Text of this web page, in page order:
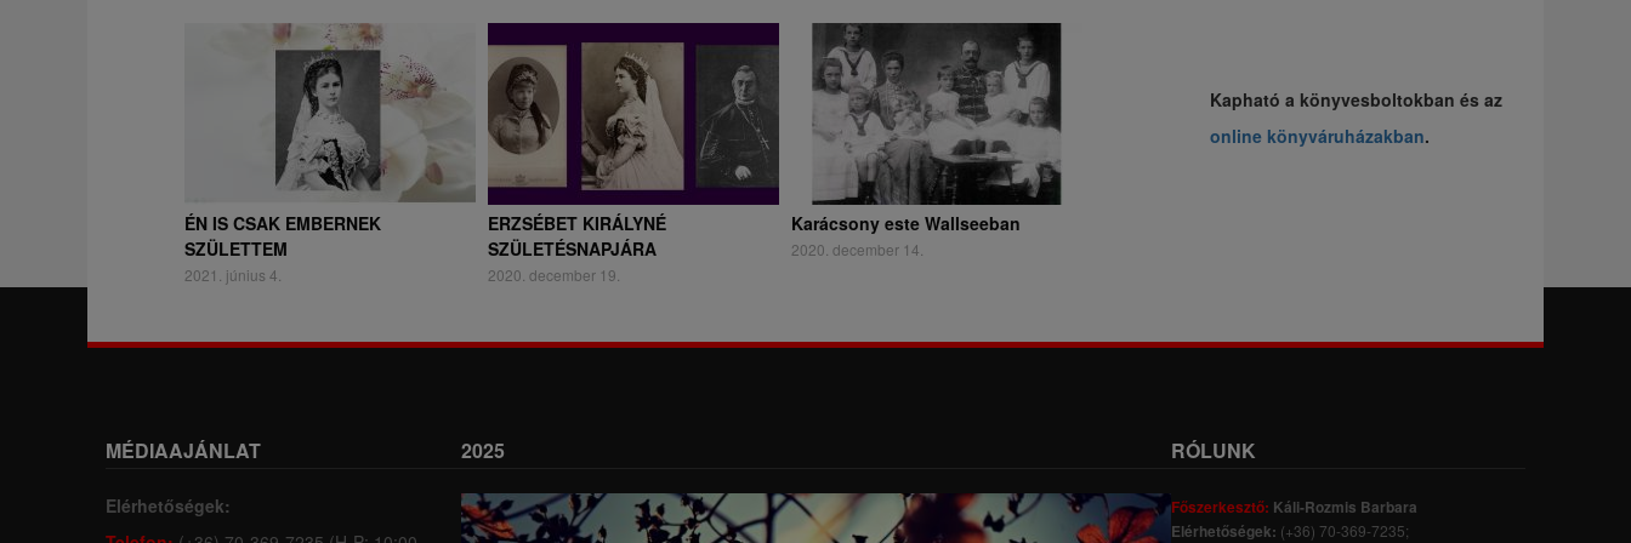
ÉN IS CSAK EMBERNEK
SZÜLETTEM
2021. június 4.
ERZSÉBET KIRÁLYNÉ
SZÜLETÉSNAPJÁRA
2020. december 19.
Karácsony este Wallseeban
2020. december 14.
Kapható a könyvesboltokban és az
online könyváruházakban.
MÉDIAAJÁNLAT
Elérhetőségek:
2025 RÓLUNK
Főszerkesztő: Káli-Rozmis Barbara
Elérhetőségek: (+36) 70-369-7235;